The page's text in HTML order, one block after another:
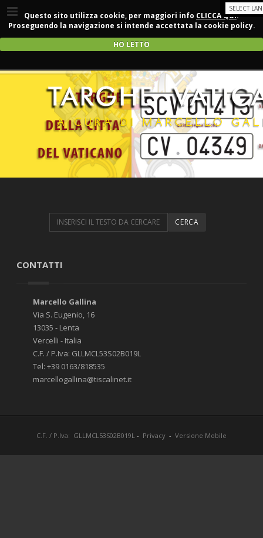
Questo sito utilizza cookie, per maggiori info CLICCA QUI.
Proseguendo la navigazione si intende accettata la cookie policy.
HO LETTO
CONTATTI
Marcello Gallina
Via S. Eugenio, 16
13035 - Lenta
Vercelli - Italia
C.F. / P.Iva: GLLMCL53S02B019L
Tel: +39 0163/818535
marcellogallina@tiscalinet.it
C.F. / P.Iva: GLLMCL53S02B019L - Privacy - Versione Mobile